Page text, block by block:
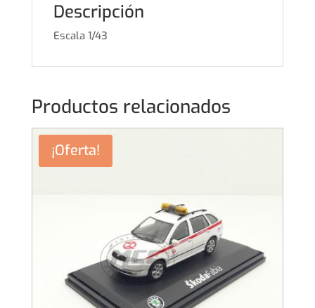
Descripción
Escala 1/43
Productos relacionados
¡Oferta!